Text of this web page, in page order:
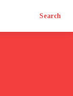
Search